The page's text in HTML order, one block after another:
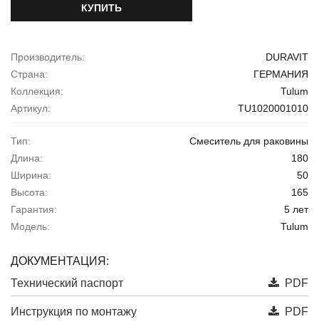
КУПИТЬ
Производитель:
DURAVIT
Страна:
ГЕРМАНИЯ
Коллекция:
Tulum
Артикул:
TU1020001010
Тип:
Смеситель для раковины
Длина:
180
Ширина:
50
Высота:
165
Гарантия:
5 лет
Модель:
Tulum
ДОКУМЕНТАЦИЯ:
Технический паспорт
PDF
Инструкция по монтажу PDF